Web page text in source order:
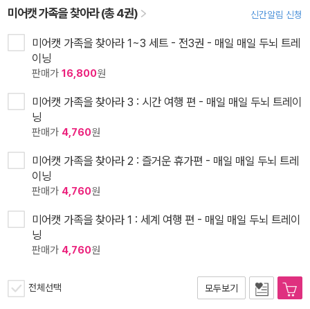
미어캣 가족을 찾아라 (총 4권) 신간알림 신청
미어캣 가족을 찾아라 1~3 세트 - 전3권 - 매일 매일 두뇌 트레
이닝
판매가 16,800원
미어캣 가족을 찾아라 3 : 시간 여행 편 - 매일 매일 두뇌 트레이
닝
판매가 4,760원
미어캣 가족을 찾아라 2 : 즐거운 휴가편 - 매일 매일 두뇌 트레
이닝
판매가 4,760원
미어캣 가족을 찾아라 1 : 세계 여행 편 - 매일 매일 두뇌 트레이
닝
판매가 4,760원
전체선택 모두보기